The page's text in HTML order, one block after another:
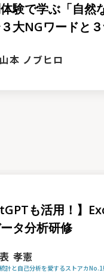
験で学ぶ「自然
大NGワードと
山本 ノブヒロ
も活用！】
タ分析研修
表 孝憲
統計と自己分析を愛するストアカ